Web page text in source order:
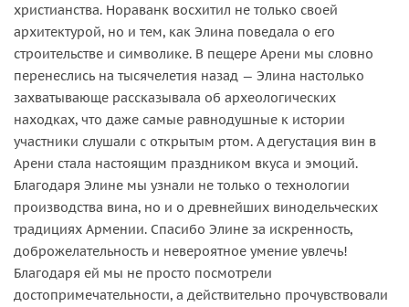
христианства. Нораванк восхитил не только своей
архитектурой, но и тем, как Элина поведала о его
строительстве и символике. В пещере Арени мы словно
перенеслись на тысячелетия назад — Элина настолько
захватывающе рассказывала об археологических
находках, что даже самые равнодушные к истории
участники слушали с открытым ртом. А дегустация вин в
Арени стала настоящим праздником вкуса и эмоций.
Благодаря Элине мы узнали не только о технологии
производства вина, но и о древнейших винодельческих
традициях Армении. Спасибо Элине за искренность,
доброжелательность и невероятное умение увлечь!
Благодаря ей мы не просто посмотрели
достопримечательности, а действительно прочувствовали